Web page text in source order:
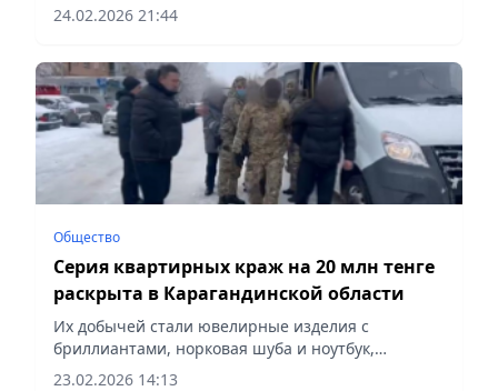
24.02.2026 21:44
Общество
Серия квартирных краж на 20 млн тенге
раскрыта в Карагандинской области
Их добычей стали ювелирные изделия с
бриллиантами, норковая шуба и ноутбук,
сообщает Vecher.kz.
23.02.2026 14:13